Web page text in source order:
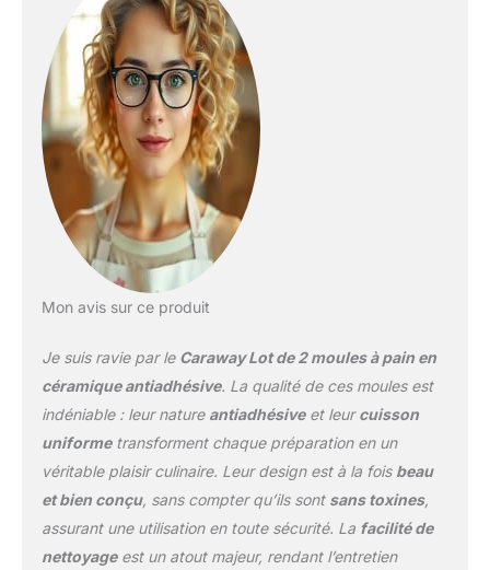
adhésif : nos moules à
pain antiadhésifs
nécessitent moins de
préparation avant la
cuisson et un nettoyage
minimal pour un
nettoyage impeccable,
vous donnant une
expérience de cuisson
plus saine et plus facile à
la maison. Revêtement
PTFE, PFOA, PFAS,
autres matériaux
toxiques qui peuvent
s'infiltrer dans vos
aliments, ce qui les rend
sans danger pour vous,
votre famille et
l'environnement.
Construit pour durer :
Mon avis sur ce produit
Je suis ravie par le Caraway Lot de 2 moules à pain en
céramique antiadhésive. La qualité de ces moules est
indéniable : leur nature antiadhésiveet leurcuisson
uniformetransforment chaque préparation en un
véritable plaisir culinaire. Leur design est à la fois beau
et bien conçu, sans compter qu’ils sont sans toxines,
assurant une utilisation en toute sécurité. La facilité de
nettoyageest un atout majeur, rendant l’entretien